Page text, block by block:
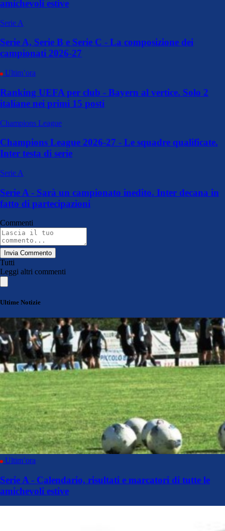
amichevoli estive
Serie A
Serie A, Serie B e Serie C - La composizione dei
campionati 2026-27
Ultim’ora
Ranking UEFA per club - Bayern al vertice. Solo 2
italiane nei primi 15 posti
Champions League
Champions League 2026-27 - Le squadre qualificate.
Inter testa di serie
Serie A
Serie A - Sarà un campionato inedito. Inter decana in
fatto di partecipazioni
Commenti
Invia Commento
Tutti
Leggi altri commenti
Ultime Notizie
Ultim’ora
Serie A - Calendario, risultati e marcatori di tutte le
amichevoli estive